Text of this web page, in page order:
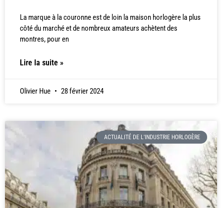
La marque à la couronne est de loin la maison horlogère la plus
côté du marché et de nombreux amateurs achètent des
montres, pour en
Lire la suite »
Olivier Hue 28 février 2024
ACTUALITÉ DE L'INDUSTRIE HORLOGÈRE